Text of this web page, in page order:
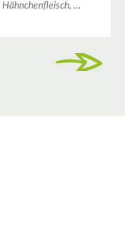
Hähnchenfleisch, …